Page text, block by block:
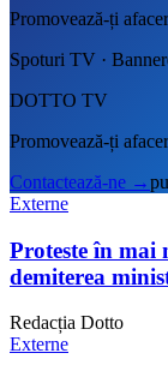
Promovează-ți
Spoturi TV ·
DOTTO TV
Promovează-ți
Contactează-ne →
Externe
Proteste în mai
demiterea
Redacția Dotto
Externe